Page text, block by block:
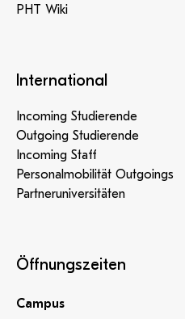
PHT Wiki
International
Incoming Studierende
Outgoing Studierende
Incoming Staff
Personalmobilität Outgoings
Partneruniversitäten
Öffnungszeiten
Campus